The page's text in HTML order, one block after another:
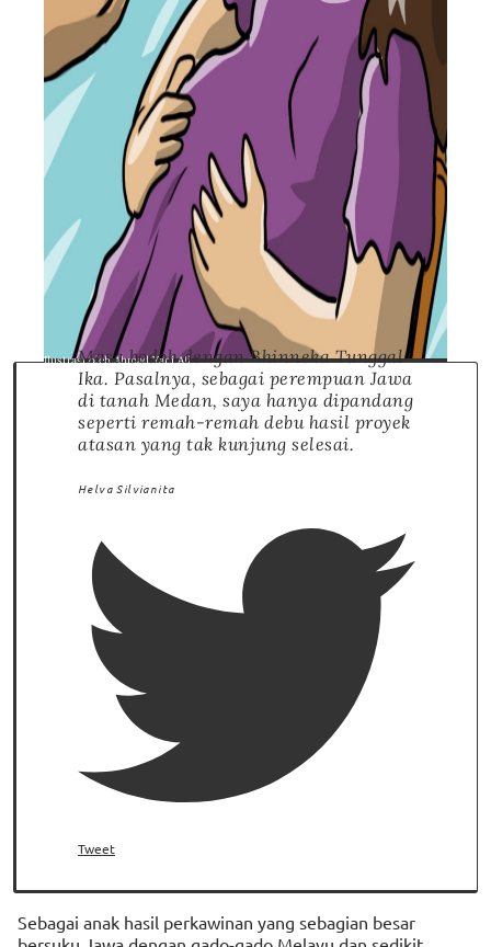
Ilustrasi oleh Ahmad Yani Ali
Masa bodoh dengan Bhinneka Tunggal
Ika. Pasalnya, sebagai perempuan Jawa
di tanah Medan, saya hanya dipandang
seperti remah-remah debu hasil proyek
atasan yang tak kunjung selesai.
Helva Silvianita
Tweet
Sebagai anak hasil perkawinan yang sebagian besar